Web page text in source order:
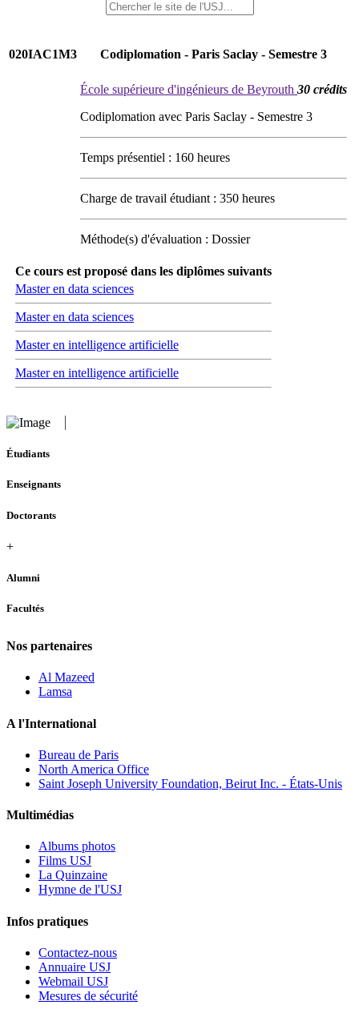
020IAC1M3 Codiplomation - Paris Saclay - Semestre 3
École supérieure d'ingénieurs de Beyrouth 30 crédits
Codiplomation avec Paris Saclay - Semestre 3
Temps présentiel : 160 heures
Charge de travail étudiant : 350 heures
Méthode(s) d'évaluation : Dossier
Ce cours est proposé dans les diplômes suivants
Master en data sciences
Master en data sciences
Master en intelligence artificielle
Master en intelligence artificielle
Étudiants
Enseignants
Doctorants
+
Alumni
Facultés
Nos partenaires
Al Mazeed
Lamsa
A l'International
Bureau de Paris
North America Office
Saint Joseph University Foundation, Beirut Inc. - États-Unis
Multimédias
Albums photos
Films USJ
La Quinzaine
Hymne de l'USJ
Infos pratiques
Contactez-nous
Annuaire USJ
Webmail USJ
Mesures de sécurité